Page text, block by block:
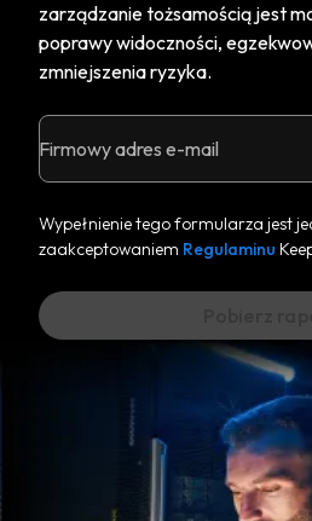
zarządzanie tożsamością jest
poprawy widoczności,
zmniejszenia ryzyka.
Firmowy adres e-mail
Wypełnienie tego formularza jest
zaakceptowaniem Regulaminu